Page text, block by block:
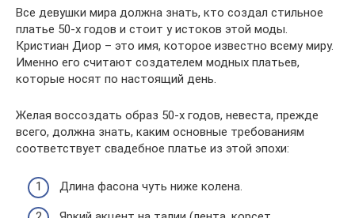
Все девушки мира должна знать, кто создал стильное
платье 50-х годов и стоит у истоков этой моды.
Кристиан Диор – это имя, которое известно всему миру.
Именно его считают создателем модных платьев,
которые носят по настоящий день.
Желая воссоздать образ 50-х годов, невеста, прежде
всего, должна знать, каким основные требованиям
соответствует свадебное платье из этой эпохи:
Длина фасона чуть ниже колена.